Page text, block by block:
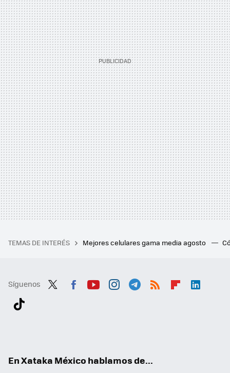
TEMAS DE INTERÉS Mejores celulares gama media agosto
Síguenos
En Xataka México hablamos de...